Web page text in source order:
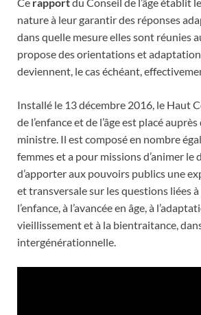
nature à leur garantir des réponses
dans quelle mesure elles sont réunies
propose des orientations et
deviennent, le cas échéant,
Installé le 13 décembre 2016, le Haut
de l’enfance et de l’âge est placé
ministre. Il est composé en nombre
femmes et a pour missions d’animer le
d’apporter aux pouvoirs publics une
et transversale sur les questions liées
l’enfance, à l’avancée en âge, à
vieillissement et à la bientraitance,
intergénérationnelle.